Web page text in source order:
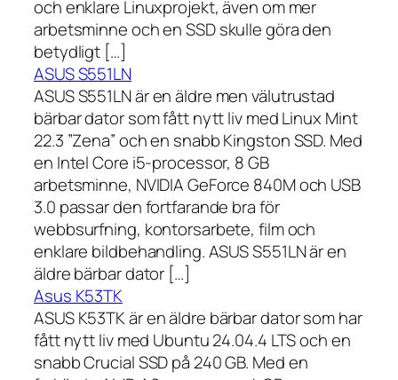
och enklare Linuxprojekt, även om mer
arbetsminne och en SSD skulle göra den
betydligt […]
ASUS S551LN
ASUS S551LN är en äldre men välutrustad
bärbar dator som fått nytt liv med Linux Mint
22.3 ”Zena” och en snabb Kingston SSD. Med
en Intel Core i5-processor, 8 GB
arbetsminne, NVIDIA GeForce 840M och USB
3.0 passar den fortfarande bra för
webbsurfning, kontorsarbete, film och
enklare bildbehandling. ASUS S551LN är en
äldre bärbar dator […]
Asus K53TK
ASUS K53TK är en äldre bärbar dator som har
fått nytt liv med Ubuntu 24.04.4 LTS och en
snabb Crucial SSD på 240 GB. Med en